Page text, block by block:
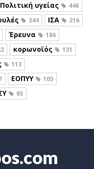
Πολιτική υγείας 446
344 ΙΣΑ 216
Έρευνα 186
κορωνοϊός 131
113
ΕΟΠΥΥ 105
95